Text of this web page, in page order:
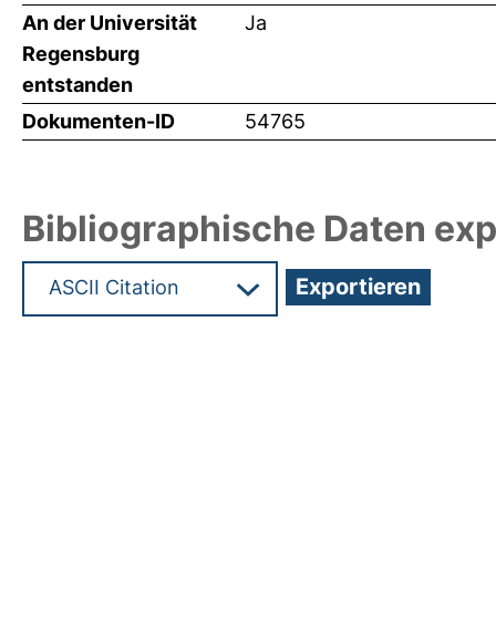
An der Universität
Regensburg
entstanden
Ja
Dokumenten-ID 54765
Bibliographische Daten